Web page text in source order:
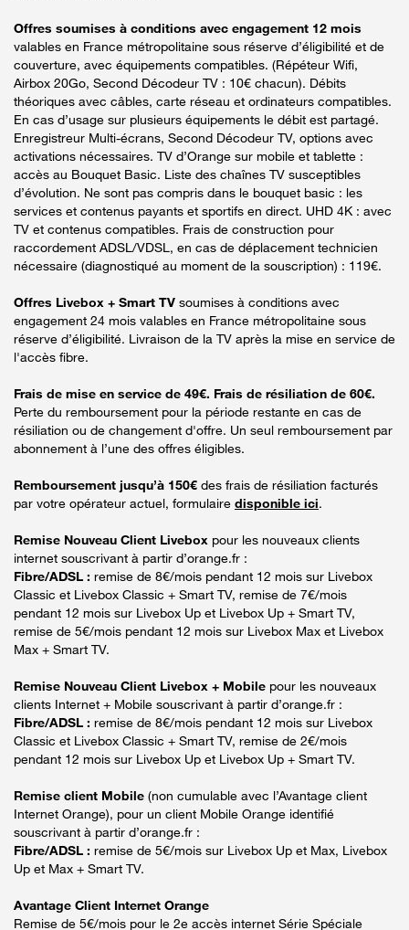
Offres soumises à conditions avec engagement 12 mois
valables en France métropolitaine sous réserve d’éligibilité et de
couverture, avec équipements compatibles. (Répéteur Wifi,
Airbox 20Go, Second Décodeur TV : 10€ chacun). Débits
théoriques avec câbles, carte réseau et ordinateurs compatibles.
En cas d’usage sur plusieurs équipements le débit est partagé.
Enregistreur Multi-écrans, Second Décodeur TV, options avec
activations nécessaires. TV d’Orange sur mobile et tablette :
accès au Bouquet Basic. Liste des chaînes TV susceptibles
d’évolution. Ne sont pas compris dans le bouquet basic : les
services et contenus payants et sportifs en direct. UHD 4K : avec
TV et contenus compatibles. Frais de construction pour
raccordement ADSL/VDSL, en cas de déplacement technicien
nécessaire (diagnostiqué au moment de la souscription) : 119€.
Offres Livebox + Smart TV soumises à conditions avec
engagement 24 mois valables en France métropolitaine sous
réserve d’éligibilité. Livraison de la TV après la mise en service de
l'accès fibre.
Frais de mise en service de 49€. Frais de résiliation de 60€.
Perte du remboursement pour la période restante en cas de
résiliation ou de changement d'offre. Un seul remboursement par
abonnement à l’une des offres éligibles.
Remboursement jusqu’à 150€ des frais de résiliation facturés
par votre opérateur actuel, formulaire disponible ici.
Remise Nouveau Client Livebox pour les nouveaux clients
internet souscrivant à partir d’orange.fr :
Fibre/ADSL : remise de 8€/mois pendant 12 mois sur Livebox
Classic et Livebox Classic + Smart TV, remise de 7€/mois
pendant 12 mois sur Livebox Up et Livebox Up + Smart TV,
remise de 5€/mois pendant 12 mois sur Livebox Max et Livebox
Max + Smart TV.
Remise Nouveau Client Livebox + Mobile pour les nouveaux
clients Internet + Mobile souscrivant à partir d’orange.fr :
Fibre/ADSL : remise de 8€/mois pendant 12 mois sur Livebox
Classic et Livebox Classic + Smart TV, remise de 2€/mois
pendant 12 mois sur Livebox Up et Livebox Up + Smart TV.
Remise client Mobile (non cumulable avec l’Avantage client
Internet Orange), pour un client Mobile Orange identifié
souscrivant à partir d’orange.fr :
Fibre/ADSL : remise de 5€/mois sur Livebox Up et Max, Livebox
Up et Max + Smart TV.
Avantage Client Internet Orange
Remise de 5€/mois pour le 2e accès internet Série Spéciale